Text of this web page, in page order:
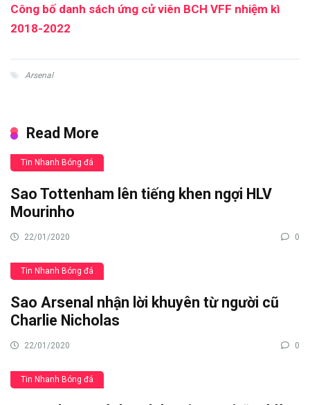
Công bố danh sách ứng cử viên BCH VFF nhiệm kì
2018-2022
Arsenal
Read More
Tin Nhanh Bóng đá
Sao Tottenham lên tiếng khen ngợi HLV
Mourinho
22/01/2020 0
Tin Nhanh Bóng đá
Sao Arsenal nhận lời khuyên từ người cũ
Charlie Nicholas
22/01/2020 0
Tin Nhanh Bóng đá